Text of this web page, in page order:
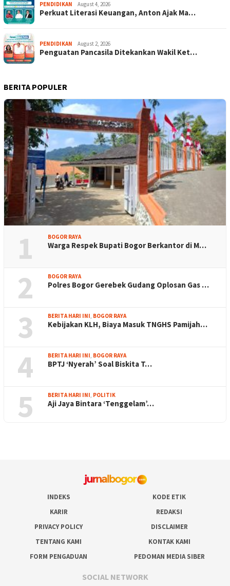
PENDIDIKAN August 4, 2026
Perkuat Literasi Keuangan, Anton Ajak Ma…
PENDIDIKAN August 2, 2026
Penguatan Pancasila Ditekankan Wakil Ket…
BERITA POPULER
1 BOGOR RAYA
Warga Respek Bupati Bogor Berkantor di M…
2 BOGOR RAYA
Polres Bogor Gerebek Gudang Oplosan Gas …
3 BERITA HARI INI, BOGOR RAYA
Kebijakan KLH, Biaya Masuk TNGHS Pamijah…
4 BERITA HARI INI, BOGOR RAYA
BPTJ ‘Nyerah’ Soal Biskita T…
5 BERITA HARI INI, POLITIK
Aji Jaya Bintara ‘Tenggelam’…
INDEKS
KODE ETIK
KARIR
REDAKSI
PRIVACY POLICY
DISCLAIMER
TENTANG KAMI
KONTAK KAMI
FORM PENGADUAN
PEDOMAN MEDIA SIBER
SOCIAL NETWORK